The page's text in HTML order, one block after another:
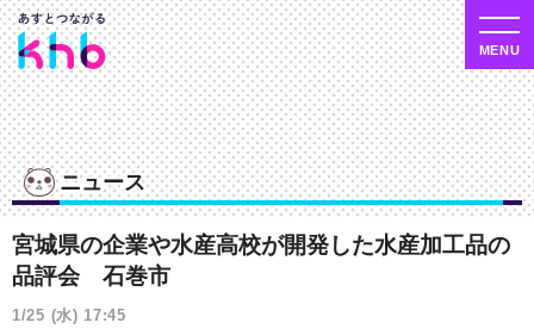
ニュース
宮城県の企業や水産高校が開発した水産加工品の
品評会 石巻市
1/25 (水) 17:45